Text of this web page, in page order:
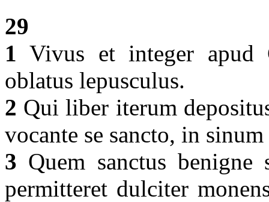
29
1 Vivus et integer apud
oblatus lepusculus.
2 Qui liber iterum
vocante se sancto, in
3 Quem sanctus
permitteret dulciter